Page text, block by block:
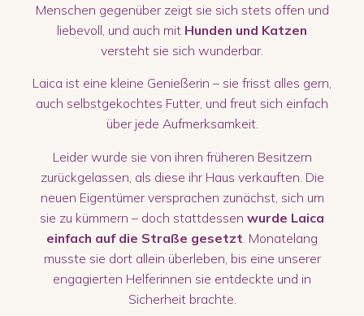
Menschen gegenüber zeigt sie sich stets offen und
liebevoll, und auch mit Hunden und Katzen
versteht sie sich wunderbar.
Laica ist eine kleine Genießerin – sie frisst alles gern,
auch selbstgekochtes Futter, und freut sich einfach
über jede Aufmerksamkeit.
Leider wurde sie von ihren früheren Besitzern
zurückgelassen, als diese ihr Haus verkauften. Die
neuen Eigentümer versprachen zunächst, sich um
sie zu kümmern – doch stattdessen wurde Laica
einfach auf die Straße gesetzt. Monatelang
musste sie dort allein überleben, bis eine unserer
engagierten Helferinnen sie entdeckte und in
Sicherheit brachte.